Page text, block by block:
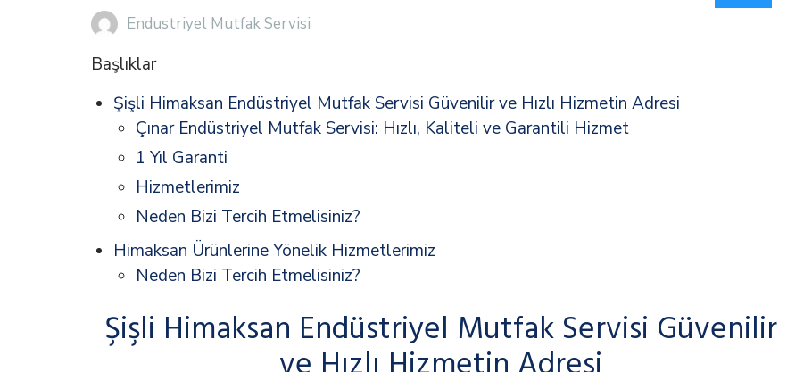
Endustriyel Mutfak Servisi
Başlıklar
Şişli Himaksan Endüstriyel Mutfak Servisi Güvenilir ve Hızlı Hizmetin Adresi
Çınar Endüstriyel Mutfak Servisi: Hızlı, Kaliteli ve Garantili Hizmet
1 Yıl Garanti
Hizmetlerimiz
Neden Bizi Tercih Etmelisiniz?
Himaksan Ürünlerine Yönelik Hizmetlerimiz
Neden Bizi Tercih Etmelisiniz?
Şişli Himaksan Endüstriyel Mutfak Servisi Güvenilir